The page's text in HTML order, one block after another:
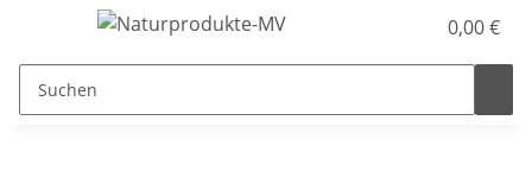
0,00 €